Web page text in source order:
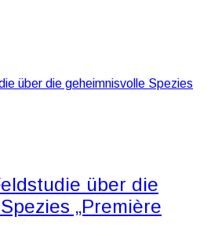
über die
„Première